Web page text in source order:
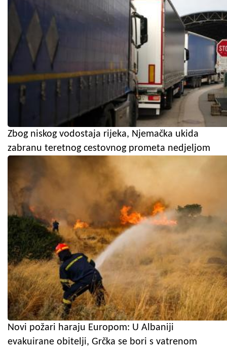
Zbog niskog vodostaja rijeka, Njemačka ukida
zabranu teretnog cestovnog prometa nedjeljom
Novi požari haraju Europom: U Albaniji
evakuirane obitelji, Grčka se bori s vatrenom